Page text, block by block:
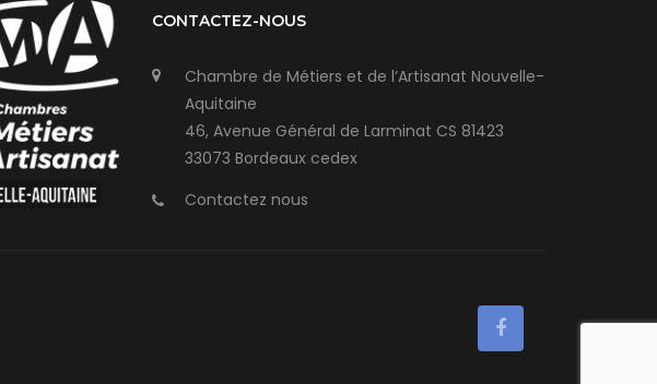
CONTACTEZ-NOUS
Chambre de Métiers et de l’Artisanat Nouvelle-
Aquitaine
46, Avenue Général de Larminat CS 81423
33073 Bordeaux cedex
Contactez nous